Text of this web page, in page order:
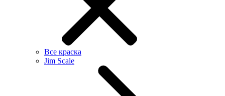
Все краска
Jim Scale